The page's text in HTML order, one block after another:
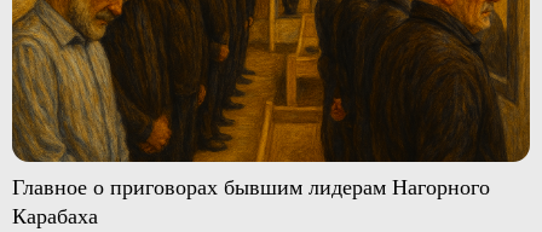
Главное о приговорах бывшим лидерам Нагорного
Карабаха